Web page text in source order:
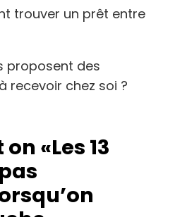
trouver un prêt entre
proposent des
recevoir chez soi ?
on «Les 13